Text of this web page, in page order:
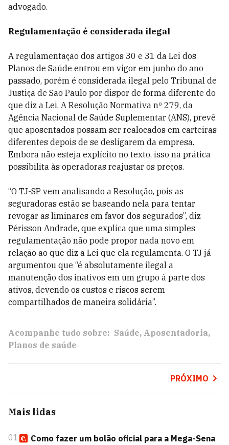
advogado.
Regulamentação é considerada ilegal
A regulamentação dos artigos 30 e 31 da Lei dos
Planos de Saúde entrou em vigor em junho do ano
passado, porém é considerada ilegal pelo Tribunal de
Justiça de São Paulo por dispor de forma diferente do
que diz a Lei. A Resolução Normativa nº 279, da
Agência Nacional de Saúde Suplementar (ANS), prevê
que aposentados possam ser realocados em carteiras
diferentes depois de se desligarem da empresa.
Embora não esteja explícito no texto, isso na prática
possibilita às operadoras reajustar os preços.
“O TJ-SP vem analisando a Resolução, pois as
seguradoras estão se baseando nela para tentar
revogar as liminares em favor dos segurados”, diz
Périsson Andrade, que explica que uma simples
regulamentação não pode propor nada novo em
relação ao que diz a Lei que ela regulamenta. O TJ já
argumentou que “é absolutamente ilegal a
manutenção dos inativos em um grupo à parte dos
ativos, devendo os custos e riscos serem
compartilhados de maneira solidária”.
Acompanhe tudo sobre: Saúde Aposentadoria
Planos de saúde
PRÓXIMO
Mais lidas
01
Como fazer um bolão oficial para a Mega-Sena